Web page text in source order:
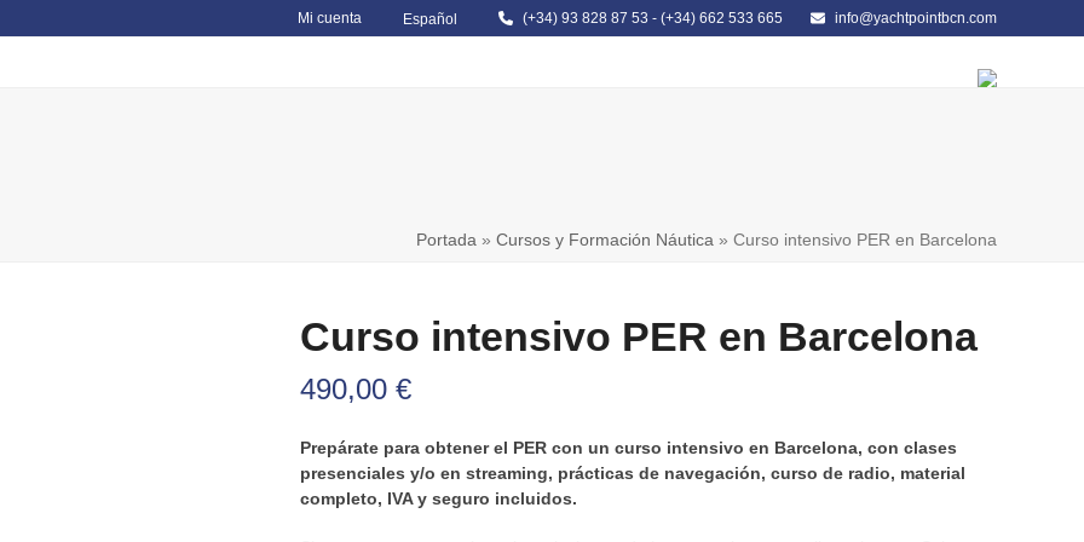
Mi cuenta Español (+34) 93 828 87 53 - (+34) 662 533 665 info@yachtpointbcn.com
Portada » Cursos y Formación Náutica » Curso intensivo PER en Barcelona
Curso intensivo PER en Barcelona
490,00 €
Prepárate para obtener el PER con un curso intensivo en Barcelona, con clases
presenciales y/o en streaming, prácticas de navegación, curso de radio, material
completo, IVA y seguro incluidos.